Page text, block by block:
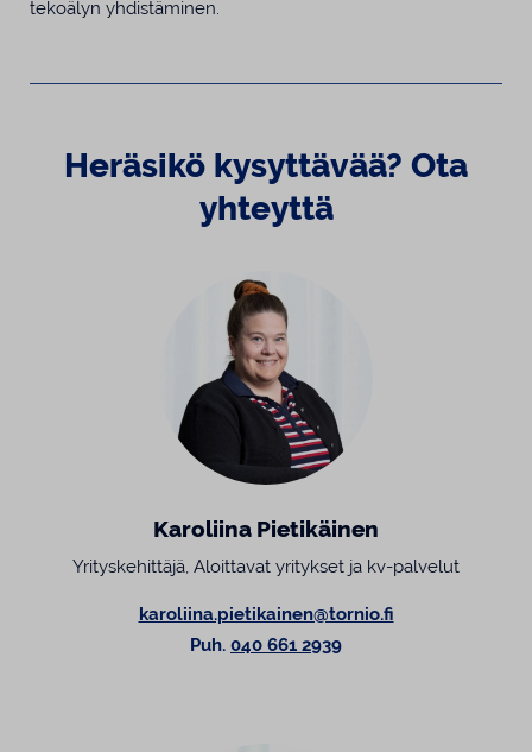
tekoälyn yhdistäminen.
Heräsikö kysyttävää? Ota
yhteyttä
Karoliina Pietikäinen
Yrityskehittäjä, Aloittavat yritykset ja kv-palvelut
karoliina.pietikainen@tornio.fi
Puh. 040 661 2939